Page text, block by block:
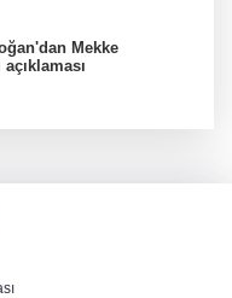
Mekke
kabul,